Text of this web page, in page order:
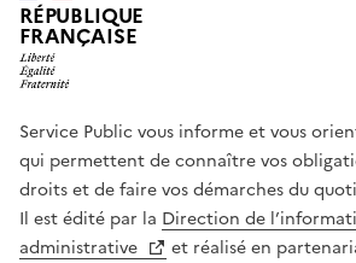
RÉPUBLIQUE
FRANÇAISE
Service Public vous informe et vous
qui permettent de connaître vos
droits et de faire vos démarches du
Il est édité par la Direction de
administrative
et réalisé en